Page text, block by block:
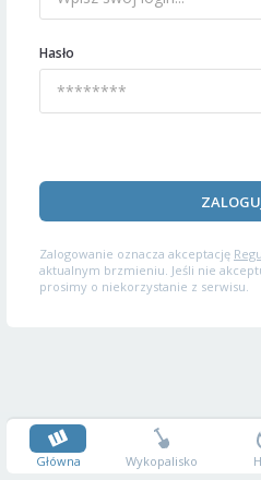
Hasło
Zalogowanie oznacza akceptację
aktualnym brzmieniu. Jeśli nie
prosimy o niekorzystanie z serwisu.
Główna Wykopalisko